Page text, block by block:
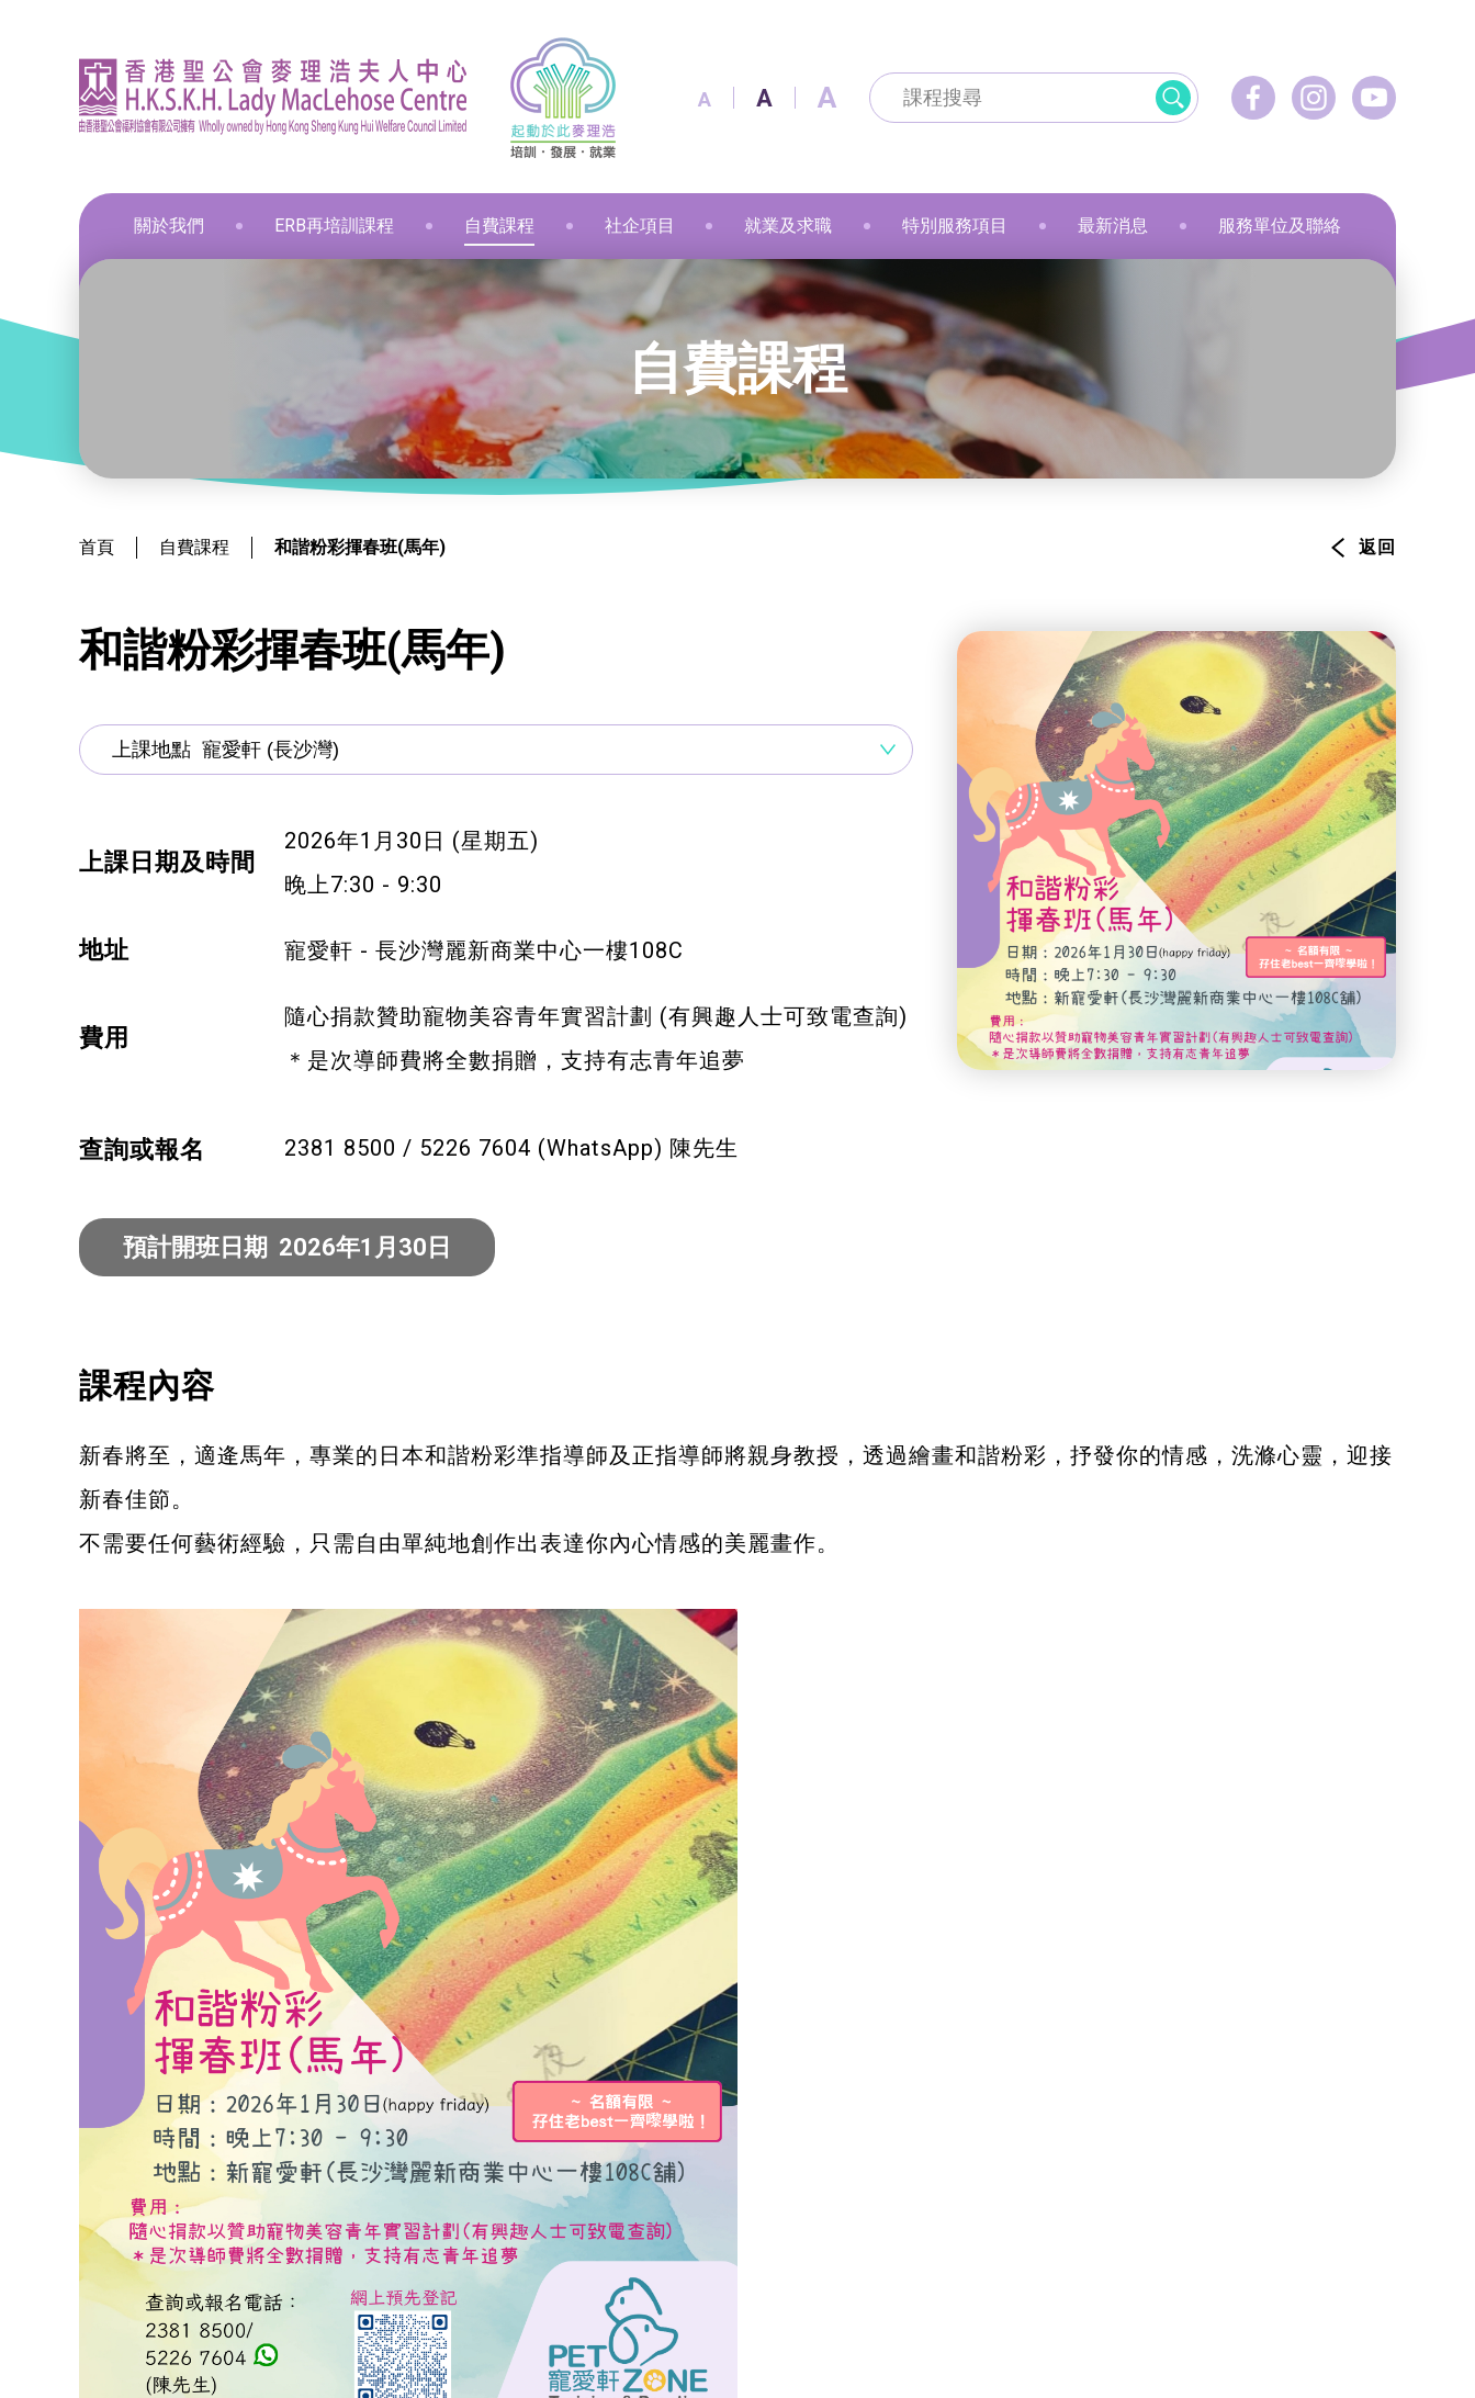
A A A
關於我們
葵涌邨旭葵樓 - 葵涌社區服務中心
青衣區 – 青衣綜合服務中心
荃灣區 – 梨木樹綜合服務中心
ERB再培訓課程
資訊及通訊科技 金融財務
中醫保健 健康護理
美容 美髮 家居服務
酒店 商業 教育康體
印刷及出版 個人素養
健康護理 物業管理及保安
旅遊
美容
健康護理 服裝製品及紡織
物業管理及保安 社會服務 家居服務
商業 影藝文化 環境服務
少數族裔人士課程
職業語文
通用技能 職業語文
商業
青年培育計劃
ERB資訊
自費課程
髮型改造 動物保健
美容
保健按摩
布藝製作 車縫
花藝手工
保鮮花手作 押花手作
寵物行為訓練
和諧粉彩 蠟燭
星際漫遊 小廚神學堂
和諧粉彩畫(兒童) Sweet Heart 甜品工房
社企項目
寵愛軒
麥理浩餐廳
融藝工房
融藝坊
就業及求職
就業及求職
最新資訊 / 招聘會
求職錦囊
僱主及企業服務
特別服務項目
賽馬會「飛躍‧拍住上」計劃
青年生涯規劃
展翅青年就業計劃
花梨藝
最新消息
最新資訊
傳媒報導
服務單位及聯絡
自費課程
首頁 自費課程 和諧粉彩揮春班(馬年) 返回
和諧粉彩揮春班(馬年)
上課日期及時間
2026年1月30日 (星期五)
晚上7:30 - 9:30
地址 寵愛軒 - 長沙灣麗新商業中心一樓108C
費用
隨心捐款贊助寵物美容青年實習計劃 (有興趣人士可致電查詢)
＊是次導師費將全數捐贈，支持有志青年追夢
查詢或報名 2381 8500 / 5226 7604 (WhatsApp) 陳先生
預計開班日期 2026年1月30日
課程內容
新春將至，適逄馬年，專業的日本和諧粉彩準指導師及正指導師將親身教授，透過繪畫和諧粉彩，抒發你的情感，洗滌心靈，迎接
新春佳節。
不需要任何藝術經驗，只需自由單純地創作出表達你內心情感的美麗畫作。